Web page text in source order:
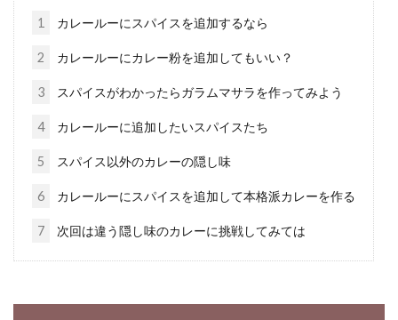
主で終了したという人は多いでしょう。なぜ、
お弁当作...
どこが違うの！？コチュジャンと豆
皆さんは、辛い料理は好きですか？辛味に対し
ては、得意不得意、好き嫌いと好みが分かれま
すよね。...
1 カレールーにスパイスを追加するなら
2 カレールーにカレー粉を追加してもいい？
3 スパイスがわかったらガラムマサラを作ってみよう
4 カレールーに追加したいスパイスたち
5 スパイス以外のカレーの隠し味
6 カレールーにスパイスを追加して本格派カレーを作る
7 次回は違う隠し味のカレーに挑戦してみては